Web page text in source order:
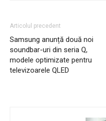
Articolul precedent
Samsung anunță două noi
soundbar-uri din seria Q,
modele optimizate pentru
televizoarele QLED